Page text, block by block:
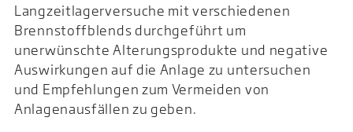
Langzeitlagerversuche mit verschiedenen
Brennstoffblends durchgeführt um
unerwünschte Alterungsprodukte und negative
Auswirkungen auf die Anlage zu untersuchen
und Empfehlungen zum Vermeiden von
Anlagenausfällen zu geben.